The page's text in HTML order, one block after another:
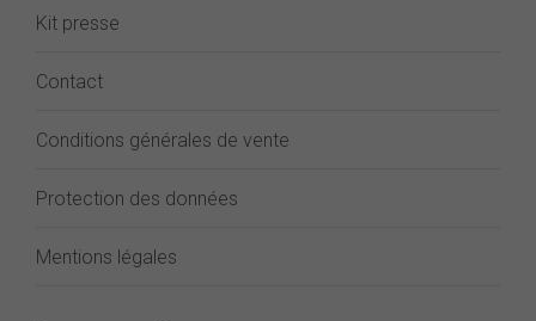
Kit presse
Contact
Conditions générales de vente
Protection des données
Mentions légales